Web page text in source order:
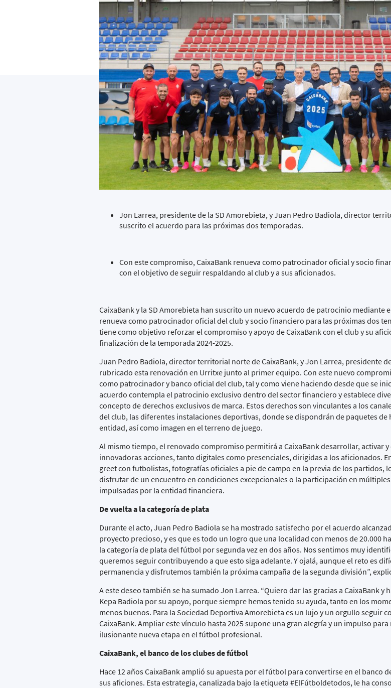
Jon Larrea, presidente de la SD Amorebieta, y Juan Pedro Badiola, director
suscrito el acuerdo para las próximas dos temporadas.
Con este compromiso, CaixaBank renueva como patrocinador oficial y socio
con el objetivo de seguir respaldando al club y a sus aficionados.
CaixaBank y la SD Amorebieta han suscrito un nuevo acuerdo de patrocinio mediante
renueva como patrocinador oficial del club y socio financiero para las próximas dos
tiene como objetivo reforzar el compromiso y apoyo de CaixaBank con el club y su
finalización de la temporada 2024-2025.
Juan Pedro Badiola, director territorial norte de CaixaBank, y Jon Larrea, presidente
rubricado esta renovación en Urritxe junto al primer equipo. Con este nuevo
como patrocinador y banco oficial del club, tal y como viene haciendo desde que se
acuerdo contempla el patrocinio exclusivo dentro del sector financiero y establece
concepto de derechos exclusivos de marca. Estos derechos son vinculantes a los
del club, las diferentes instalaciones deportivas, donde se dispondrán de paquetes de
entidad, así como imagen en el terreno de juego.
Al mismo tiempo, el renovado compromiso permitirá a CaixaBank desarrollar, activar
innovadoras acciones, tanto digitales como presenciales, dirigidas a los aficionados.
greetcon futbolistas, fotografías oficiales a pie de campo en la previa de los partidos,
disfrutar de un encuentro en condiciones excepcionales o la participación en
impulsadas por la entidad financiera.
De vuelta a la categoría de plata
Durante el acto, Juan Pedro Badiola se ha mostrado satisfecho por el acuerdo
proyecto precioso, y es que es todo un logro que una localidad con menos de 20.000
la categoría de plata del fútbol por segunda vez en dos años. Nos sentimos muy
queremos seguir contribuyendo a que esto siga adelante. Y ojalá, aunque el reto es
permanencia y disfrutemos también la próxima campaña de la segunda división”,
A este deseo también se ha sumado Jon Larrea. “Quiero dar las gracias a CaixaBank y
Kepa Badiola por su apoyo, porque siempre hemos tenido su ayuda, tanto en los
menos buenos. Para la Sociedad Deportiva Amorebieta es un lujo y un orgullo seguir
CaixaBank. Ampliar este vínculo hasta 2025 supone una gran alegría y un impulso para
ilusionante nueva etapa en el fútbol profesional.
CaixaBank, el banco de los clubes de fútbol
Hace 12 años CaixaBank amplió su apuesta por el fútbol para convertirse en el banco
sus aficiones. Esta estrategia, canalizada bajo la etiqueta #ElFútboldetodos, le ha